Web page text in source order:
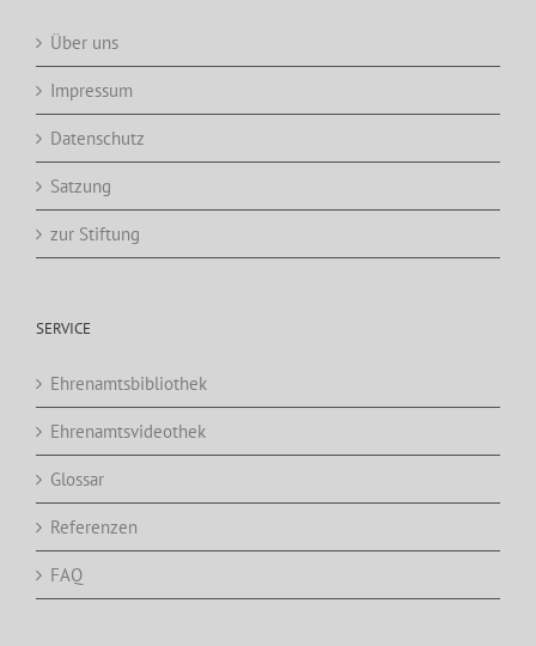
Über uns
Impressum
Datenschutz
Satzung
zur Stiftung
SERVICE
Ehrenamtsbibliothek
Ehrenamtsvideothek
Glossar
Referenzen
FAQ